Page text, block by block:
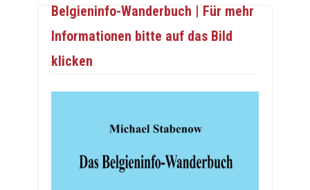
Belgieninfo-Wanderbuch | Für mehr
Informationen bitte auf das Bild
klicken